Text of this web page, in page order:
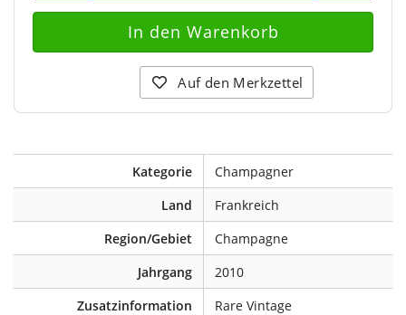
Auf den Merkzettel
Kategorie
Champagner
Land
Frankreich
Region/Gebiet
Champagne
Jahrgang
2010
Zusatzinformation
Rare Vintage